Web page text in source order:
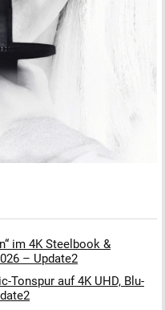
im 4K Steelbook &
– Update2
Tonspur auf 4K UHD, Blu-